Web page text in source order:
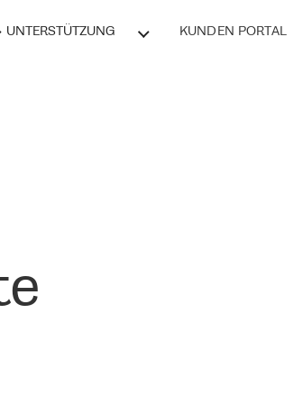
UNTERSTÜTZUNG KUNDEN PORTAL